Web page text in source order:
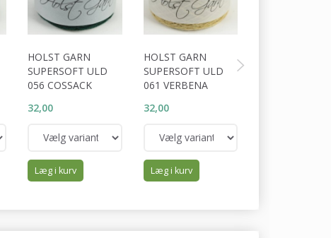
HOLST GARN
SUPERSOFT ULD
056 COSSACK
32,00
Læg i kurv
HOLST GARN
SUPERSOFT ULD
061 VERBENA
32,00
Læg i kurv